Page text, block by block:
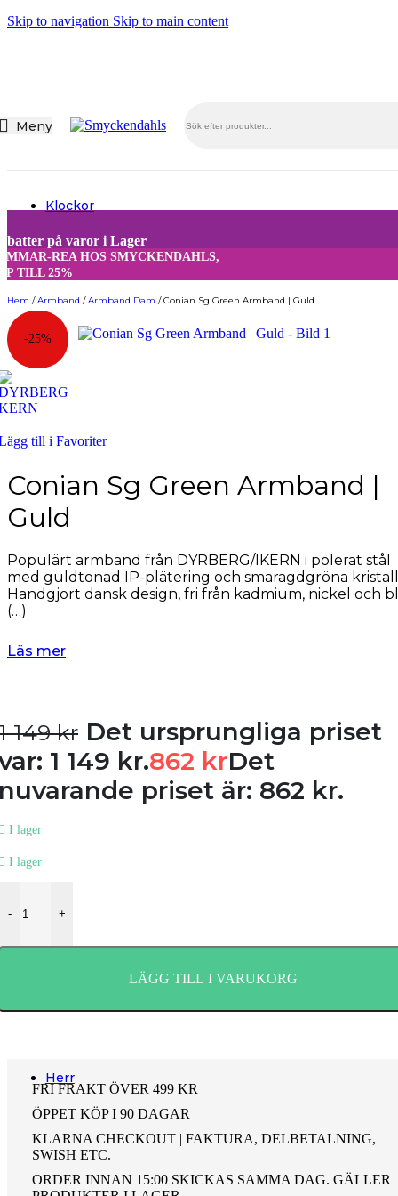
Skip to navigation Skip to main content
Meny
Klockor
Halsband Dam
Armband Herr
Örhängen Dam
Örhängen Barn
Ringar Barn
KlockorUnika varumärken
Alla Klockor
Festsmycken
Alla Festsmycken
Smyckendahls, tusentals smycken i lager från utvalda
Herr
Halsband Dam
REA HOS SMYCKENDAHLS
på varor i Lager
på tusentals varor.
REA HOS SMYCKENDAHLS,
TILL 25%
Hem / Armband / Armband Dam / Conian Sg Green Armband | Guld
-25%
till i Favoriter
Conian Sg Green Armband |
Guld
Populärt armband från DYRBERG/IKERN i polerat stål
med guldtonad IP-plätering och smaragdgröna
Handgjort dansk design, fri från kadmium, nickel och
(…)
Läs mer
149kr Det ursprungliga priset
1 149 kr.862 krDet
priset är: 862 kr.
I lager
I lager
- +
LÄGG TILL I VARUKORG
FRI FRAKT ÖVER 499 KR
ÖPPET KÖP I 90 DAGAR
KLARNA CHECKOUT | FAKTURA, DELBETALNING,
SWISH ETC.
ORDER INNAN 15:00 SKICKAS SAMMA DAG. GÄLLER